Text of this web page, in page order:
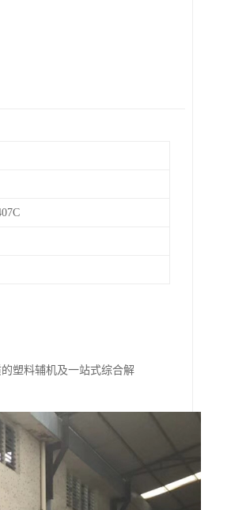
塑料辅机及一站式综合解